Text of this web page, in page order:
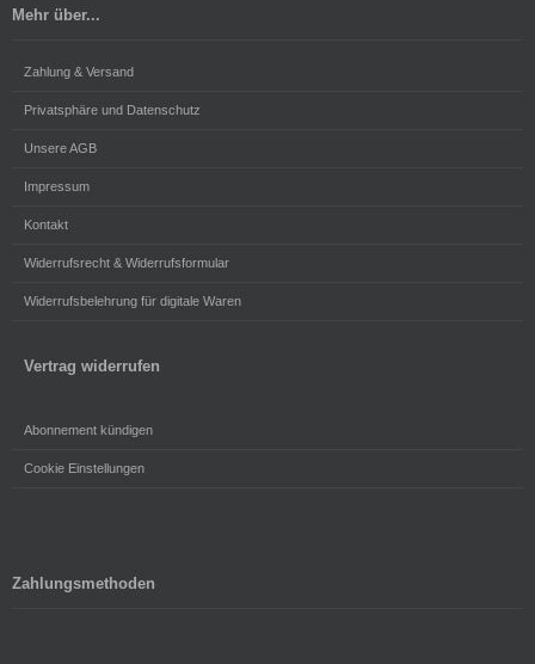
Mehr über...
Zahlung & Versand
Privatsphäre und Datenschutz
Unsere AGB
Impressum
Kontakt
Widerrufsrecht & Widerrufsformular
Widerrufsbelehrung für digitale Waren
Vertrag widerrufen
Abonnement kündigen
Cookie Einstellungen
Zahlungsmethoden